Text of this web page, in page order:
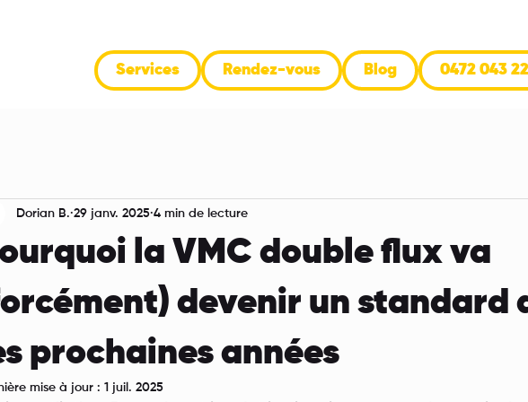
Services Rendez-vous Blog 0472 043
la VMC double flux va
devenir un standard
prochaines années
Dorian B. 29 janv. 2025 4 min de lecture
mise à jour : 1 juil. 2025